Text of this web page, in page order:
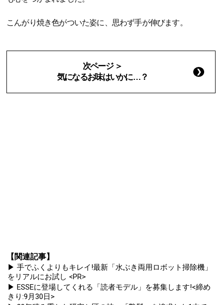
こんがり焼き色がついた姿に、思わず手が伸びます。
次ページ ＞
気になるお味はいかに…？
【関連記事】
▶ 手でふくよりもキレイ!最新「水ぶき両用ロボット掃除機」
をリアルにお試し <PR>
▶ ESSEに登場してくれる「読者モデル」を募集します!<締め
きり:9月30日>